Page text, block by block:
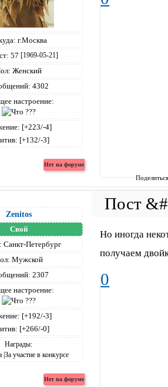
г.Москва
57 [1969-05-21]
Женский
4302
настроение:
[+223/-4]
[+132/-3]
Zenitos
Свой
Санкт-Петербург
Мужской
2307
настроение:
[+192/-3]
[+266/-0]
Награды:
Но иногда
получаем
0